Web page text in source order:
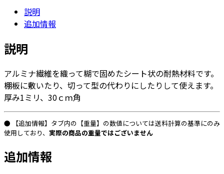
パ
BIO
１
ｍ
ｍ
個
説明
追加情報
説明
アルミナ繊維を織って糊で固めたシート状の耐熱材料です。
棚板に敷いたり、切って型の代わりにしたりして使えます。
厚み1ミリ、30ｃｍ角
● 【追加情報】タブ内の【重量】の数値については送料計算の基準にのみ
使用しており、 実際の商品の重量ではございません
追加情報